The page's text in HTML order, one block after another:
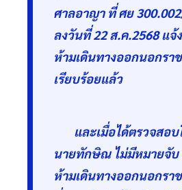
ศาลอาญา ที่ ศย
ลงวันที่ 22 ส.ค.2568 แจ้
ห้ามเดินทางออกนอกรา
เรียบร้อยแล้ว
และเมื่อได้ตรวจสอ
นายทักษิณ ไม่มีหมายจับ
ห้ามเดินทางออกนอกรา